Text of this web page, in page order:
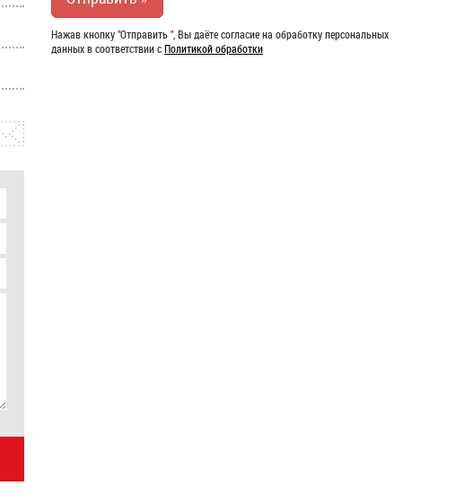
Нажав кнопку "Отправить ", Вы даёте согласие на обработку персональных
данных в соответствии сПолитикой обработки